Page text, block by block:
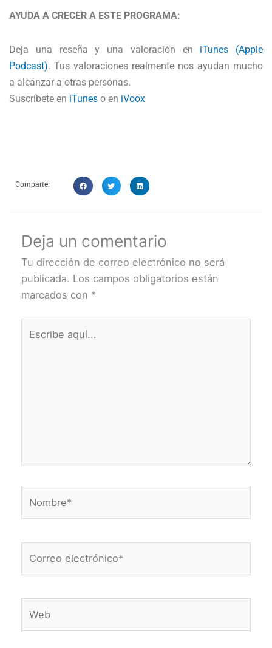
AYUDA A CRECER A ESTE PROGRAMA:
Deja una reseña y una valoración en iTunes (Apple
Podcast). Tus valoraciones realmente nos ayudan mucho
a alcanzar a otras personas.
Suscríbete en iTunes o en iVoox
Comparte:
Deja un comentario
Tu dirección de correo electrónico no será
publicada. Los campos obligatorios están
marcados con *
aquí...